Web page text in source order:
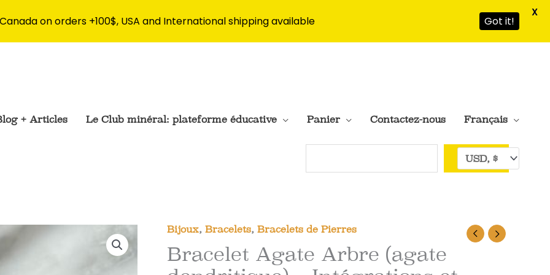
+ Articles Le Club minéral: plateforme éducative Panier Contactez-nous Français
Bijoux, Bracelets, Bracelets de Pierres
Bracelet Agate Arbre (agate
on orders +100$, USA and International shipping available Got it!
X